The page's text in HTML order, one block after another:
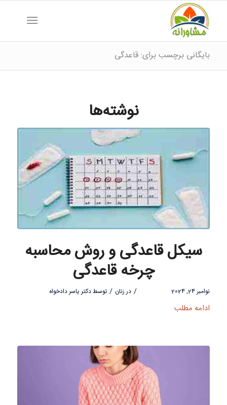
بایگانی برچسب برای: قاعدگی
نوشته‌ها
سیکل قاعدگی و روش محاسبه
چرخه قاعدگی
نوامبر 24, 2024 / درزنان / توسطدکتر یاسر دادخواه
ادامه مطلب